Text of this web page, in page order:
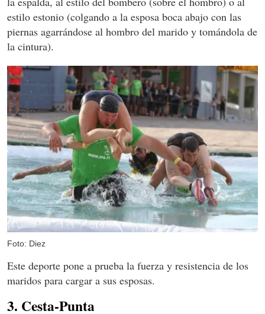
estilo estonio (colgando a la esposa boca abajo con las
piernas agarrándose al hombro del marido y tomándola de
la cintura).
Foto: Diez
Este deporte pone a prueba la fuerza y resistencia de los
maridos para cargar a sus esposas.
3. Cesta-Punta